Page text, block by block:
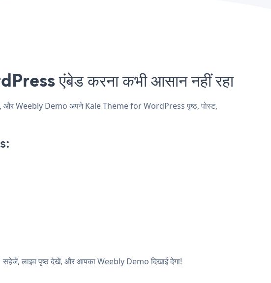
एंबेड करना कभी आसान नहीं रहा
और Weebly Demo अपने Kale Theme for WordPress पृष्ठ, पोस्ट,
लाइव पृष्ठ देखें, और आपका Weebly Demo दिखाई देगा!